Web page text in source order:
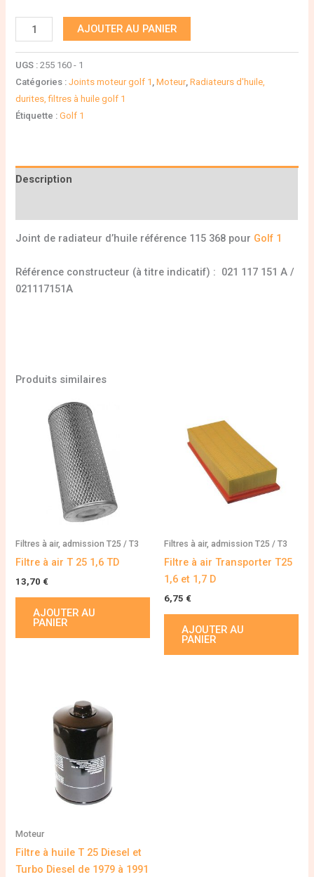
AJOUTER AU PANIER
UGS :255 160 - 1
Catégories :Joints moteur golf 1 ,Moteur,Radiateurs d'huile,
durites, filtres à huile golf 1
Étiquette :Golf 1
Description
Joint de radiateur d’huile référence 115 368 pour Golf 1
Référence constructeur (à titre indicatif) : 021 117 151 A /
021117151A
Produits similaires
Filtres à air, admission T25 / T3
Filtre à air T 25 1,6 TD
13,70 €
AJOUTER AU
PANIER
Filtres à air, admission T25 / T3
Filtre à air Transporter T25
1,6 et 1,7 D
6,75 €
AJOUTER AU
PANIER
Moteur
Filtre à huile T 25 Diesel et
Turbo Diesel de 1979 à 1991